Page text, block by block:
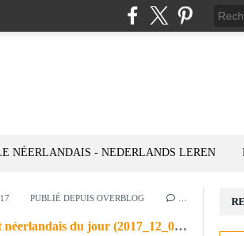
NÉERLANDAIS - NEDERLANDS LEREN
PUBLIÉ DEPUIS OVERBLOG
L'instant néerlandais du jour (2017_12_06): een schimmel is een wit paard